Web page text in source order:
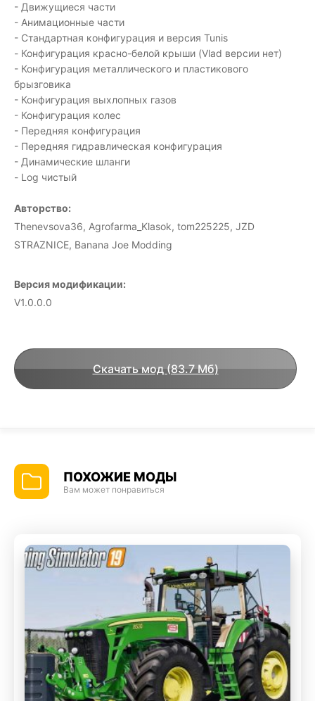
- Движущиеся части
- Анимационные части
- Стандартная конфигурация и версия Tunis
- Конфигурация красно-белой крыши (Vlad версии нет)
- Конфигурация металлического и пластикового
брызговика
- Конфигурация выхлопных газов
- Конфигурация колес
- Передняя конфигурация
- Передняя гидравлическая конфигурация
- Динамические шланги
- Log чистый
Авторство:
Thenevsova36, Agrofarma_Klasok, tom225225, JZD
STRAZNICE, Banana Joe Modding
Версия модификации:
V1.0.0.0
Скачать мод (83.7 Мб)
ПОХОЖИЕ МОДЫ
Вам может понравиться